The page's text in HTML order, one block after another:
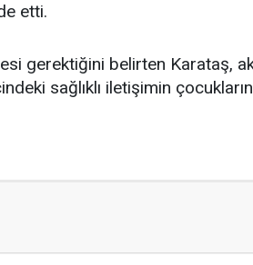
etti.
gerektiğini belirten Karataş,
sağlıklı iletişimin